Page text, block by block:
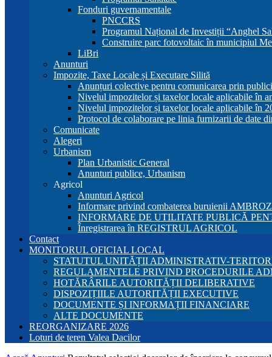
Fonduri guvernamentale
PNCCRS
Programul Național de Investiții “Anghel
Construire parc fotovoltaic în municipiul
LiBri
Anunturi
Impozite, Taxe Locale și Executare Silită
Anunțuri colective pentru comunicarea prin
Nivelul impozitelor și taxelor locale aplicabile în
Nivelul impozitelor și taxelor locale aplicabile în
Protocol de colaborare pe linia furnizarii de date
Comunicate
Alegeri
Urbanism
Plan Urbanistic General
Anunturi publice, Urbanism
Agricol
Anunturi Agricol
Informare privind combaterea buruienii
INFORMARE DE UTILITATE PUBLICĂ
Înregistrarea în REGISTRUL AGRICOL
Contact
MONITORUL OFICIAL LOCAL
STATUTUL UNITĂȚII ADMINISTRATIV-
REGULAMENTELE PRIVIND PROCEDURILE
HOTĂRÂRILE AUTORITĂȚII DELIBERATIVE
DISPOZIȚIILE AUTORITĂȚII EXECUTIVE
DOCUMENTE ȘI INFORMAȚII FINANCIARE
ALTE DOCUMENTE
REORGANIZARE 2026
Loturi de teren Valea Dacilor